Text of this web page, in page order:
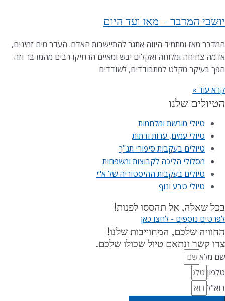
יושבי המדבר – מאז ועד היום
המדבר מאז ומתמיד היווה אתגר להתיישבות האדם. העדר מים זמינים,
אדמה צחיחה ומלוחה ואקלים יבש ומאיים הרחיקו רבים מהמדבר וזה
הפך בעיקר מקלט למתבודדים, לשודדים
קרא עוד »
הטיולים שלנו
טיולי מורשת ומלחמות
טיולי עמים, עדות ודתות
טיולים בעקבות סיפורי תנ"ך
מסלולי הליכה לקבוצות ומשפחות
טיולים בעקבות ההיסטוריה של א"י
טיולי טבע ונוף
בכל שאלה, אל תהססו לפנות!
לפרטים נוספים - לחצו כאן
החוויה שלכם, המחוייבות שלנו!
צרו קשר ונתאם טיול שכולו שלכם.
שם מלא
טלפון
דוא"ל